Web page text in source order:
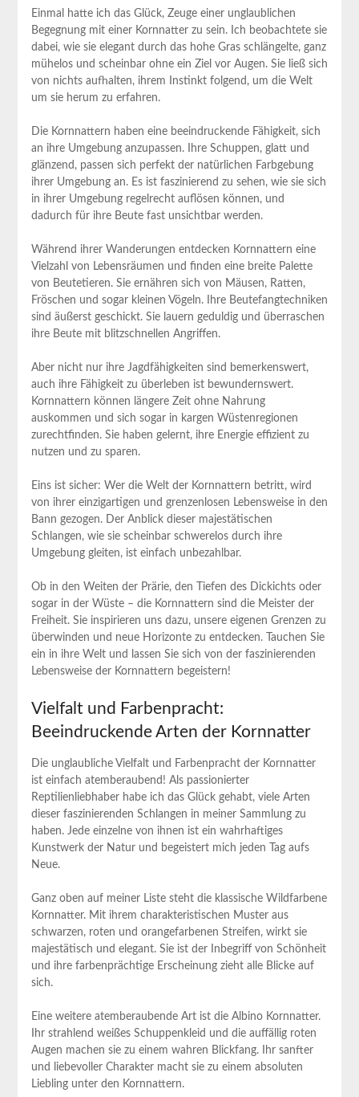
Einmal hatte ich das Glück, Zeuge einer unglaublichen
Begegnung mit einer Kornnatter zu sein. Ich beobachtete sie
dabei, wie sie elegant durch das hohe Gras schlängelte, ganz
mühelos und scheinbar ohne ein Ziel vor Augen. Sie ließ sich
von nichts aufhalten, ihrem Instinkt folgend, um die Welt
um sie herum zu erfahren.
Die Kornnattern haben eine beeindruckende Fähigkeit, sich
an ihre Umgebung anzupassen. Ihre Schuppen, glatt und
glänzend, passen sich perfekt der natürlichen Farbgebung
ihrer Umgebung an. Es ist faszinierend zu sehen, wie sie sich
in ihrer Umgebung regelrecht auflösen können, und
dadurch für ihre Beute fast unsichtbar werden.
Während ihrer Wanderungen entdecken Kornnattern eine
Vielzahl von Lebensräumen und finden eine breite Palette
von Beutetieren. Sie ernähren sich von Mäusen, Ratten,
Fröschen und sogar kleinen Vögeln. Ihre Beutefangtechniken
sind äußerst geschickt. Sie lauern geduldig und überraschen
ihre Beute mit blitzschnellen Angriffen.
Aber nicht nur ihre Jagdfähigkeiten sind bemerkenswert,
auch ihre Fähigkeit zu überleben ist bewundernswert.
Kornnattern können längere Zeit ohne Nahrung
auskommen und sich sogar in kargen Wüstenregionen
zurechtfinden. Sie haben gelernt, ihre Energie effizient zu
nutzen und zu sparen.
Eins ist sicher: Wer die Welt der Kornnattern betritt, wird
von ihrer einzigartigen und grenzenlosen Lebensweise in den
Bann gezogen. Der Anblick dieser majestätischen
Schlangen, wie sie scheinbar schwerelos durch ihre
Umgebung gleiten, ist einfach unbezahlbar.
Ob in den Weiten der Prärie, den Tiefen des Dickichts oder
sogar in der Wüste – die Kornnattern sind die Meister der
Freiheit. Sie inspirieren uns dazu, unsere eigenen Grenzen zu
überwinden und neue Horizonte zu entdecken. Tauchen Sie
ein in ihre Welt und lassen Sie sich von der faszinierenden
Lebensweise der Kornnattern begeistern!
Vielfalt und Farbenpracht:
Beeindruckende Arten der Kornnatter
Die unglaubliche Vielfalt und Farbenpracht der Kornnatter
ist einfach atemberaubend! Als passionierter
Reptilienliebhaber habe ich das Glück gehabt, viele Arten
dieser faszinierenden Schlangen in meiner Sammlung zu
haben. Jede einzelne von ihnen ist ein wahrhaftiges
Kunstwerk der Natur und begeistert mich jeden Tag aufs
Neue.
Ganz oben auf meiner Liste steht die klassische Wildfarbene
Kornnatter. Mit ihrem charakteristischen Muster aus
schwarzen, roten und orangefarbenen Streifen, wirkt sie
majestätisch und elegant. Sie ist der Inbegriff von Schönheit
und ihre farbenprächtige Erscheinung zieht alle Blicke auf
sich.
Eine weitere atemberaubende Art ist die Albino Kornnatter.
Ihr strahlend weißes Schuppenkleid und die auffällig roten
Augen machen sie zu einem wahren Blickfang. Ihr sanfter
und liebevoller Charakter macht sie zu einem absoluten
Liebling unter den Kornnattern.